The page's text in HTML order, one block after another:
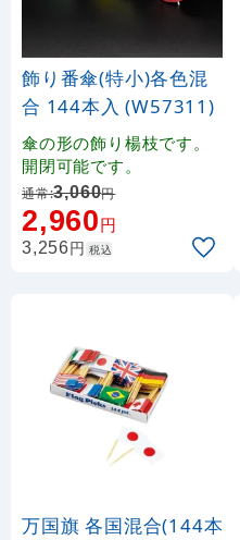
飾り番傘(特小)各色混
合 144本入 (W57311)
傘の形の飾り楊枝です。
開閉可能です。
通常:3,060円
2,960円
3,256円 税込
万国旗 各国混合(144本